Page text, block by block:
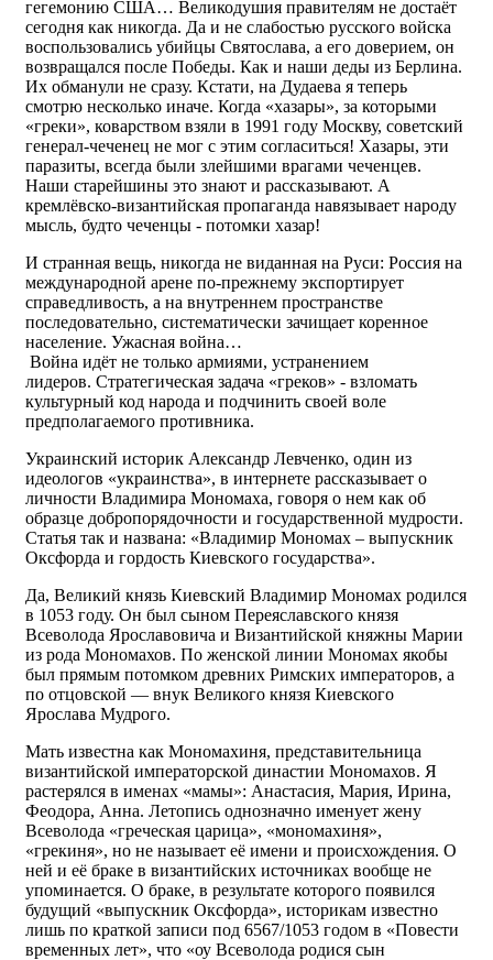
гегемонию США… Великодушия правителям не достаёт
сегодня как никогда. Да и не слабостью русского войска
воспользовались убийцы Святослава, а его доверием, он
возвращался после Победы. Как и наши деды из Берлина.
Их обманули не сразу. Кстати, на Дудаева я теперь
смотрю несколько иначе. Когда «хазары», за которыми
«греки», коварством взяли в 1991 году Москву, советский
генерал-чеченец не мог с этим согласиться! Хазары, эти
паразиты, всегда были злейшими врагами чеченцев.
Наши старейшины это знают и рассказывают. А
кремлёвско-византийская пропаганда навязывает народу
мысль, будто чеченцы - потомки хазар!
И странная вещь, никогда не виданная на Руси: Россия на
международной арене по-прежнему экспортирует
справедливость, а на внутреннем пространстве
последовательно, систематически зачищает коренное
население. Ужасная война…
Война идёт не только армиями, устранением
лидеров. Стратегическая задача «греков» - взломать
культурный код народа и подчинить своей воле
предполагаемого противника.
Украинский историк Александр Левченко, один из
идеологов «украинства», в интернете рассказывает о
личности Владимира Мономаха, говоря о нем как об
образце добропорядочности и государственной мудрости.
Статья так и названа: «Владимир Мономах – выпускник
Оксфорда и гордость Киевского государства».
Да, Великий князь Киевский Владимир Мономах родился
в 1053 году. Он был сыном Переяславского князя
Всеволода Ярославовича и Византийской княжны Марии
из рода Мономахов. По женской линии Мономах якобы
был прямым потомком древних Римских императоров, а
по отцовской — внук Великого князя Киевского
Ярослава Мудрого.
Мать известна как Мономахиня, представительница
византийской императорской династии Мономахов. Я
растерялся в именах «мамы»: Анастасия, Мария, Ирина,
Феодора, Анна. Летопись однозначно именует жену
Всеволода «греческая царица», «мономахиня»,
«грекиня», но не называет её имени и происхождения. О
ней и её браке в византийских источниках вообще не
упоминается. О браке, в результате которого появился
будущий «выпускник Оксфорда», историкам известно
лишь по краткой записи под 6567/1053 годом в «Повести
временных лет», что «оу Всеволода родися сын